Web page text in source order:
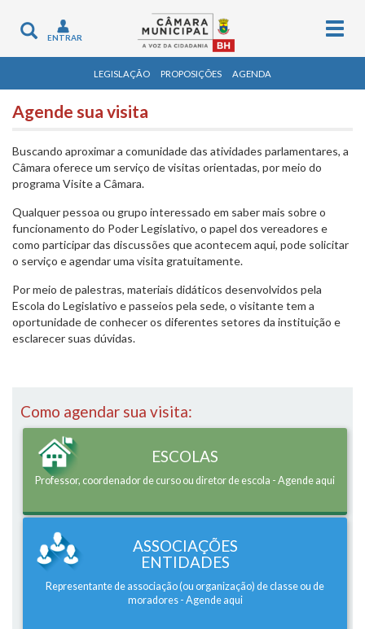
Toggle
navigation
ENTRAR
LEGISLAÇÃO PROPOSIÇÕES AGENDA
Agende sua visita
Buscando aproximar a comunidade das atividades parlamentares, a
Câmara oferece um serviço de visitas orientadas, por meio do
programa Visite a Câmara.
Qualquer pessoa ou grupo interessado em saber mais sobre o
funcionamento do Poder Legislativo, o papel dos vereadores e
como participar das discussões que acontecem aqui, pode solicitar
o serviço e agendar uma visita gratuitamente.
Por meio de palestras, materiais didáticos desenvolvidos pela
Escola do Legislativo e passeios pela sede, o visitante tem a
oportunidade de conhecer os diferentes setores da instituição e
esclarecer suas dúvidas.
Como agendar sua visita:
ESCOLAS
Professor, coordenador de curso ou diretor de escola - Agende aqui
ASSOCIAÇÕES
ENTIDADES
Representante de associação (ou organização) de classe ou de
moradores - Agende aqui